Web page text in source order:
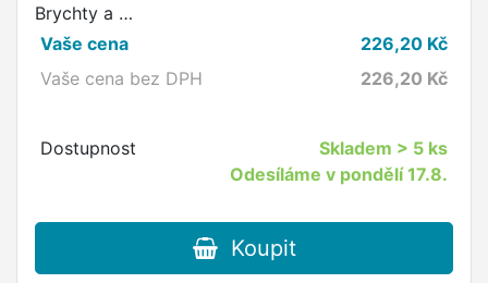
Brychty a …
Vaše cena
226,20 Kč
Vaše cena bez DPH
226,20 Kč
Dostupnost Skladem > 5 ks
Odesíláme v pondělí 17.8.
Koupit